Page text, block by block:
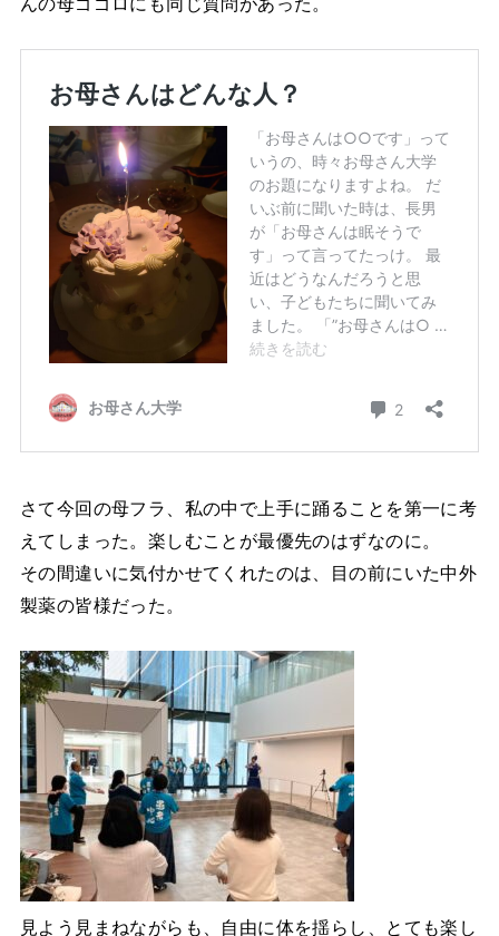
さて今回の母フラ、私の中で上手に踊ることを第一に考
えてしまった。楽しむことが最優先のはずなのに。
その間違いに気付かせてくれたのは、目の前にいた中外
製薬の皆様だった。
見よう見まねながらも、自由に体を揺らし、とても楽し